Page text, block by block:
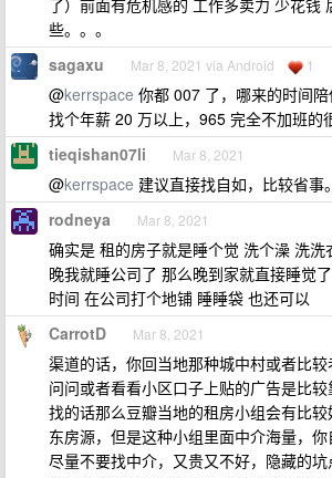
了）前面有危机感的 工作多卖力 少花钱
些。。。
sagaxu Mar 8, 2021 via Android 1
@kerrspace 你都 007 了，哪来的时间
找个年薪 20 万以上，965 完全不加班的
tieqishan07li Mar 8, 2021
@kerrspace 建议直接找自如，比较省事。
rodneya Mar 8, 2021
确实是 租的房子就是睡个觉 洗个澡 洗
晚我就睡公司了 那么晚到家就直接睡觉
时间 在公司打个地铺 睡睡袋 也还可以
CarrotD Mar 8, 2021
渠道的话，你回当地那种城中村或者比
问问或者看看小区口子上贴的广告是比
找的话那么豆瓣当地的租房小组会有比
东房源，但是这种小组里面中介海量，你
尽量不要找中介，又贵又不好，隐藏的